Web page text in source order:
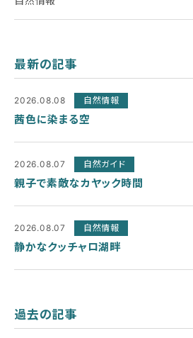
最新の記事
2026.08.08 自然情報
茜色に染まる空
2026.08.07 自然ガイド
親子で素敵なカヤック時間
2026.08.07 自然情報
静かなクッチャロ湖畔
過去の記事